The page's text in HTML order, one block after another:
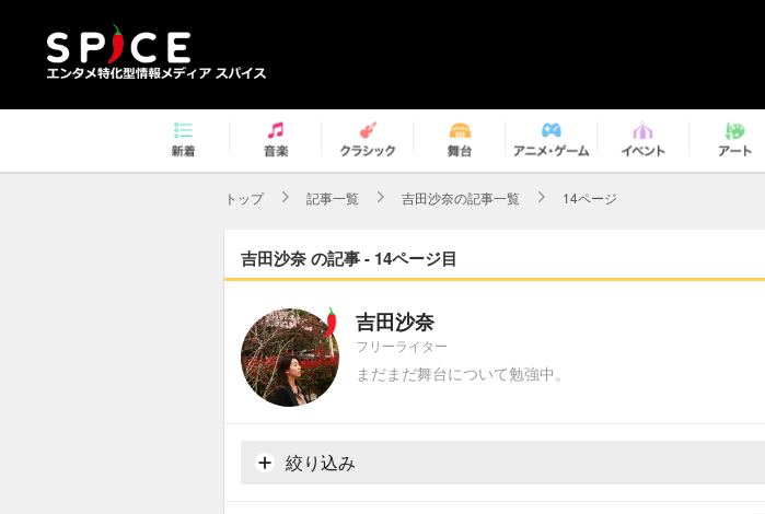
トップ 記事一覧 吉田沙奈の記事一覧 14ページ
吉田沙奈 の記事 - 14ページ目
吉田沙奈
フリーライター
まだまだ舞台について勉強中。
絞り込み